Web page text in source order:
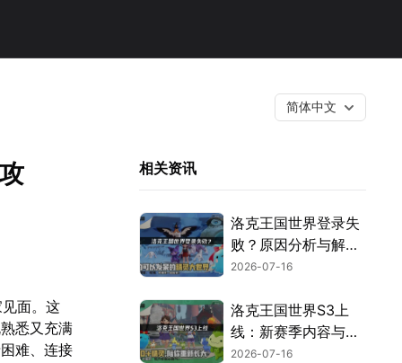
简体中文
面。这
悉又充满
难、连接
相关资讯
洛克王国世界登录失
败？原因分析与解决
技巧！
2026-07-16
洛克王国世界S3上
线：新赛季内容与畅
玩指南！
2026-07-16